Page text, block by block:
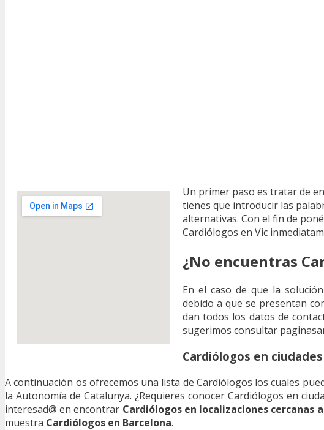
Un primer paso es tratar de
tienes que introducir las
alternativas. Con el fin de
Cardiólogos en Vic
¿No encuentras
En el caso de que la
debido a que se presentan
dan todos los datos de
sugerimos consultar
Cardiólogos en
A continuación os ofrecemos una lista de Cardiólogos los cuales
la Autonomía de Catalunya. ¿Requieres conocer Cardiólogos en
interesad@ en encontrar Cardiólogos en localizaciones cercanas
muestra Cardiólogos en Barcelona.